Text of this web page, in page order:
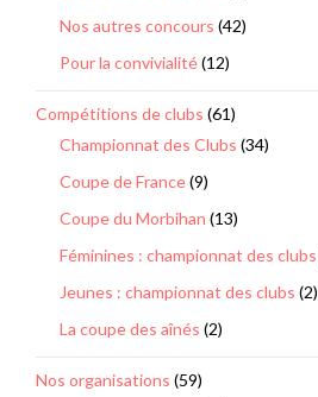
Nos autres concours (42)
Pour la convivialité(12)
Compétitions de clubs (61)
Championnat des Clubs (34)
Coupe de France(9)
Coupe du Morbihan (13)
Féminines : championnat des clubs
Jeunes : championnat des clubs (2)
La coupe des aînés (2)
Nos organisations (59)